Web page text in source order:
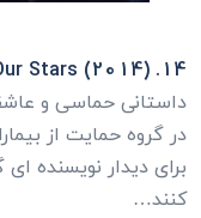
14. The Fault in Our Stars (2014)
داستانی حماسی و
در گروه حمایت از
برای دیدار نویسنده
کنند…